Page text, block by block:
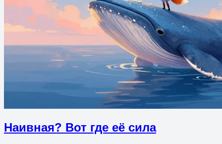
Наивная? Вот где её сила